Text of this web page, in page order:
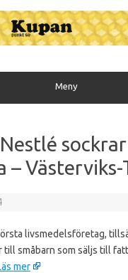
Meny
Västerviks-
livsmedelsföretag,
till småbarn som säljs till
mer